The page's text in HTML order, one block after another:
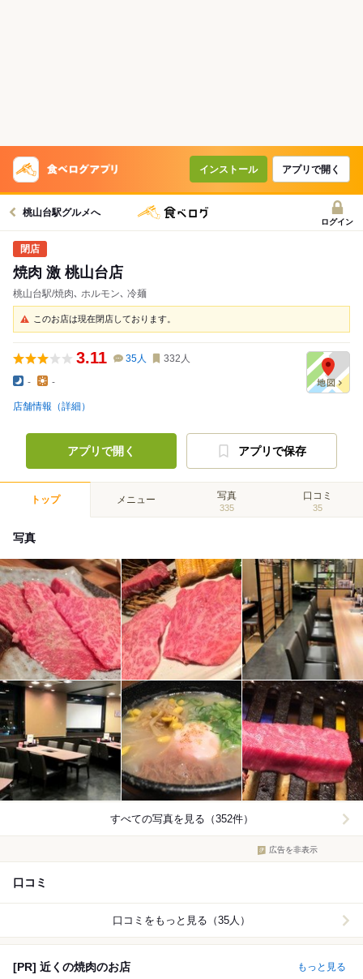
インストール アプリで開く
桃山台駅グルメへ
ログイン
焼肉 激 桃山台店
桃山台駅/焼肉､ ホルモン､ 冷麺
このお店は現在閉店しております。
3.11 35人 332 人
- -
店舗情報（詳細）
アプリで開く アプリで保存
トップ メニュー 写真
335
口コミ
35
写真
すべての写真を見る（352件）
広告を非表示
口コミ
口コミをもっと見る（35人）
[PR] 近くの焼肉のお店 もっと見る